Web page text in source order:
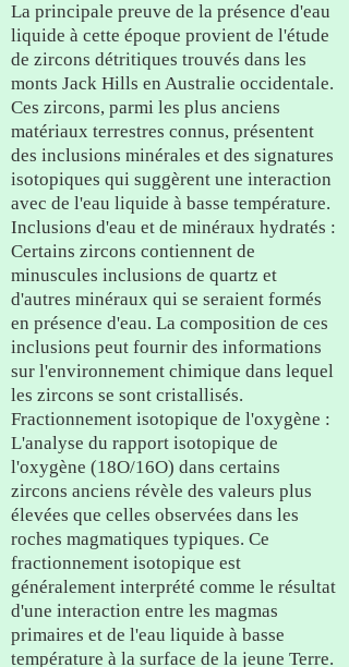
La principale preuve de la présence d'eau
liquide à cette époque provient de l'étude
de zircons détritiques trouvés dans les
monts Jack Hills en Australie occidentale.
Ces zircons, parmi les plus anciens
matériaux terrestres connus, présentent
des inclusions minérales et des signatures
isotopiques qui suggèrent une interaction
avec de l'eau liquide à basse température.
Inclusions d'eau et de minéraux hydratés :
Certains zircons contiennent de
minuscules inclusions de quartz et
d'autres minéraux qui se seraient formés
en présence d'eau. La composition de ces
inclusions peut fournir des informations
sur l'environnement chimique dans lequel
les zircons se sont cristallisés.
Fractionnement isotopique de l'oxygène :
L'analyse du rapport isotopique de
l'oxygène (18O/16O) dans certains
zircons anciens révèle des valeurs plus
élevées que celles observées dans les
roches magmatiques typiques. Ce
fractionnement isotopique est
généralement interprété comme le résultat
d'une interaction entre les magmas
primaires et de l'eau liquide à basse
température à la surface de la jeune Terre.